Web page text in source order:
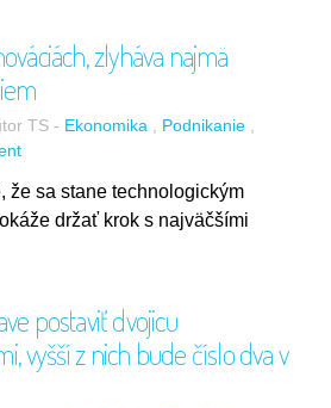
zlyháva najmä
TS- Ekonomika
Podnikanie
že sa stane technologickým
držať krok s najväčšími
postaviť dvojicu
vyšší z nich bude číslo dva v